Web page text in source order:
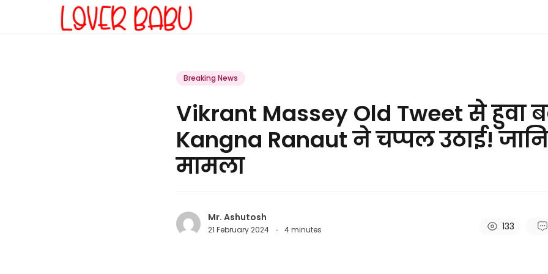
Breaking News
Vikrant Massey Old Tweet से हुवा
Kangna Ranaut ने चप्पल उठाई!
मामला
Mr. Ashutosh
21 February 2024 · 4minutes 133